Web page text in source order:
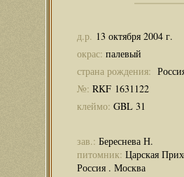
д.р. 13 октября 2004 г.
окрас: палевый
страна рождения:
№: RKF 1631122
клеймо: GBL 31
зав.: Береснева Н.
питомник: Царская
Россия . Москва